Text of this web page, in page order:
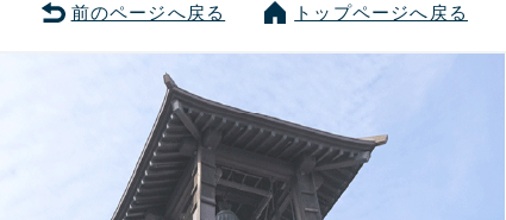
前のページへ戻る トップページへ戻る